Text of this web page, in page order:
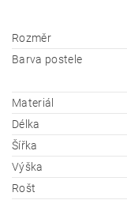
Rozměr
Barva postele
Materiál
Délka
Šířka
Výška
Rošt